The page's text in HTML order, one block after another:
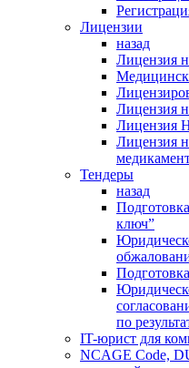
Лицензии
назад
Лицензия
Лицензия
Лицензия
Лицензия
Тендеры
назад
ключ”
по
IT-юрист для
NCAGE Code,